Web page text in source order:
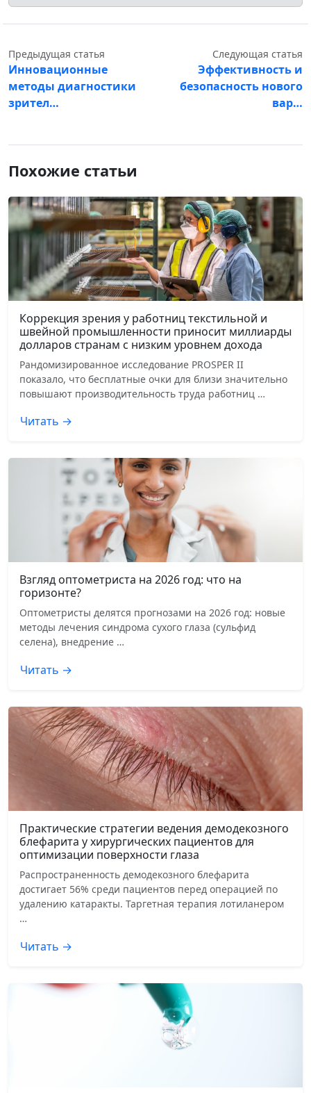
Предыдущая статья
Инновационные
методы диагностики
зрител…
Следующая статья
Эффективность и
безопасность нового
вар…
Похожие статьи
Коррекция зрения у работниц текстильной и
швейной промышленности приносит миллиарды
долларов странам с низким уровнем дохода
Рандомизированное исследование PROSPER II
показало, что бесплатные очки для близи значительно
повышают производительность труда работниц …
Читать →
Взгляд оптометриста на 2026 год: что на
горизонте?
Оптометристы делятся прогнозами на 2026 год: новые
методы лечения синдрома сухого глаза (сульфид
селена), внедрение …
Читать →
Практические стратегии ведения демодекозного
блефарита у хирургических пациентов для
оптимизации поверхности глаза
Распространенность демодекозного блефарита
достигает 56% среди пациентов перед операцией по
удалению катаракты. Таргетная терапия лотиланером
…
Читать →